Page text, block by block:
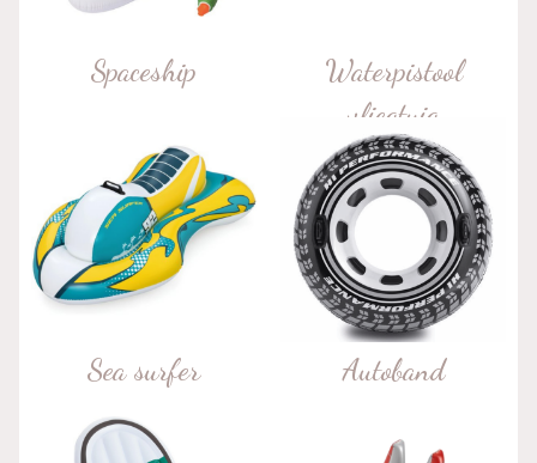
Spaceship
Waterpistool
vliegtuig
Sea surfer Autoband